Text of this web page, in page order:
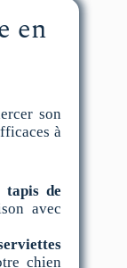
en
son
à
tapis de
avec
chien